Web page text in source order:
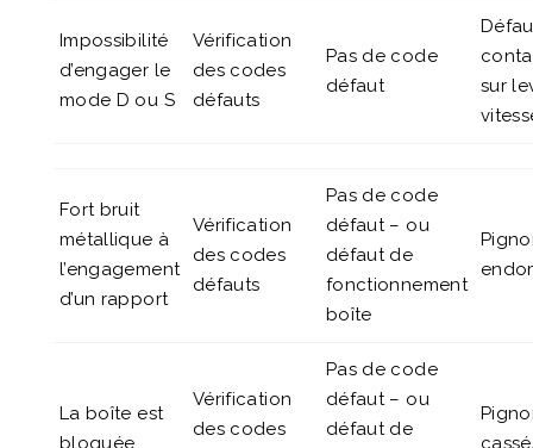
Impossibilité
d’engager le
mode D ou S
Vérification
des codes
défauts
Pas de code
défaut
sur
Fort bruit
métallique à
l’engagement
d’un rapport
Vérification
des codes
défauts
Pas de code
défaut – ou
défaut de
fonctionnement
boîte
La boîte est
bloquée
Vérification
des codes
Pas de code
défaut – ou
défaut de